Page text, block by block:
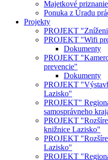
Majetkové
Ponuka z Úradu
Projekty
PROJEKT
PROJEKT "Wifi
Dokumenty
PROJEKT
prevencie"
Dokumenty
PROJEKT
Lazisko"
PROJEKT"
samosprávneho
PROJEKT
knižnice Lazisko"
PROJEKT
Lazisko"
PROJEKT